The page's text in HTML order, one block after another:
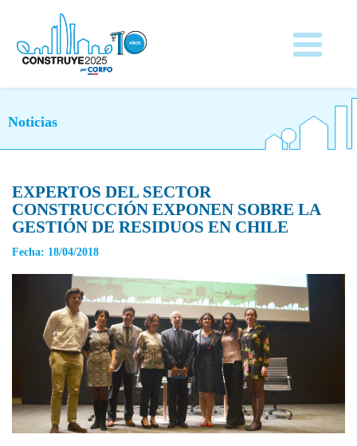
Noticias
EXPERTOS DEL SECTOR
CONSTRUCCIÓN EXPONEN SOBRE LA
GESTIÓN DE RESIDUOS EN CHILE
Fecha: 18/04/2018